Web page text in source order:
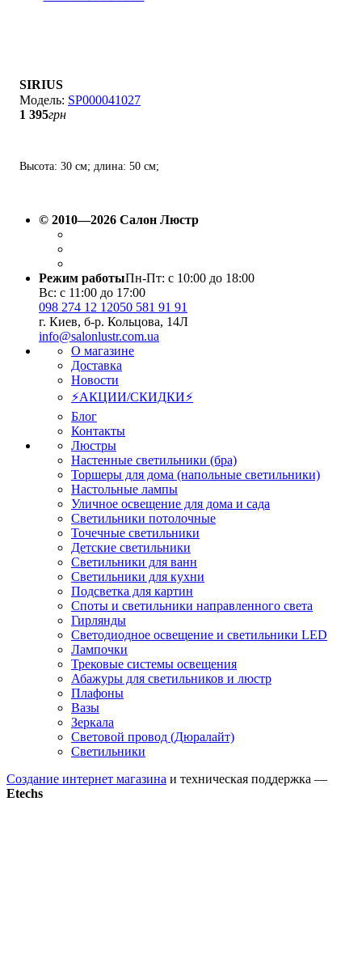
SIRIUS
SP000041027
1 395грн
Высота: 30 см; длина: 50 см;
© 2010—2026 Салон Люстр
Режим работыПн-Пт: с 10:00 до 18:00
Вс: с 11:00 до 17:00
098 274 12 12050 581 91 91
г. Киев, б-р. Кольцова, 14Л
info@salonlustr.com.ua
О магазине
Доставка
Новости
⚡АКЦИИ/СКИДКИ⚡
Блог
Контакты
Люстры
Настенные светильники (бра)
Торшеры для дома (напольные светильники)
Настольные лампы
Уличное освещение для дома и сада
Светильники потолочные
Точечные светильники
Детские светильники
Светильники для ванн
Светильники для кухни
Подсветка для картин
Споты и светильники направленного света
Гирлянды
Светодиодное освещение и светильники LED
Лампочки
Трековые системы освещения
Абажуры для светильников и люстр
Плафоны
Вазы
Зеркала
Световой провод (Дюралайт)
Светильники
Создание интернет магазина и техническая поддержка —
Etechs